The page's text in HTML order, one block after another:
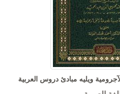
ويليه مبادئ دروس العربية